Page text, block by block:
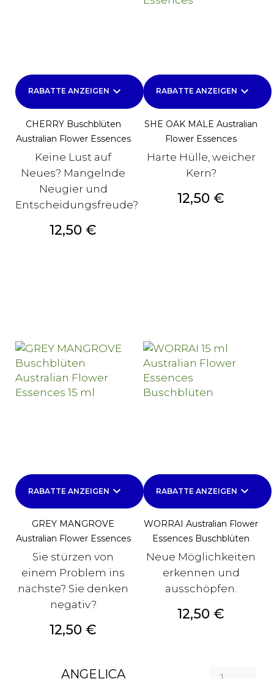
RABATTE ANZEIGEN keyboard_arrow_down
CHERRY Buschblüten
Australian Flower Essences
Keine Lust auf
Neues? Mangelnde
Neugier und
Entscheidungsfreude?
Preis
12,50 €
RABATTE ANZEIGEN keyboard_arrow_down
SHE OAK MALE Australian
Flower Essences
Harte Hülle, weicher
Kern?
Preis
12,50 €
RABATTE ANZEIGEN keyboard_arrow_down
GREY MANGROVE
Australian Flower Essences
Sie stürzen von
einem Problem ins
nächste? Sie denken
negativ?
Preis
12,50 €
RABATTE ANZEIGEN keyboard_arrow_down
WORRAI Australian Flower
Essences Buschblüten
Neue Möglichkeiten
erkennen und
ausschöpfen.
Preis
12,50 €
ANGELICA